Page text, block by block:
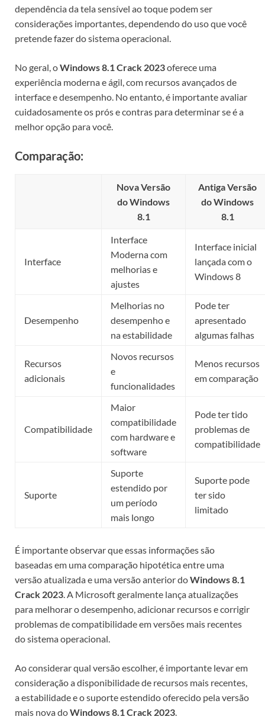
dependência da tela sensível ao toque podem ser
considerações importantes, dependendo do uso que você
pretende fazer do sistema operacional.
No geral, oWindows 8.1 Crack 2023oferece uma
experiência moderna e ágil, com recursos avançados de
interface e desempenho. No entanto, é importante avaliar
cuidadosamente os prós e contras para determinar se é a
melhor opção para você.
Comparação:
Nova Versão
do Windows
8.1
Antiga Versão
do Windows
8.1
Interface
Interface
Moderna com
melhorias e
ajustes
Interface inicial
lançada com o
Windows 8
Desempenho
Melhorias no
desempenho e
na estabilidade
Pode ter
apresentado
algumas falhas
Recursos
adicionais
Novos recursos
e
funcionalidades
Menos recursos
em comparação
Compatibilidade
Maior
compatibilidade
com hardware e
software
Pode ter tido
problemas de
compatibilidade
Suporte
Suporte
estendido por
um período
mais longo
Suporte pode
ter sido
limitado
É importante observar que essas informações são
baseadas em uma comparação hipotética entre uma
versão atualizada e uma versão anterior doWindows 8.1
Crack 2023 . A Microsoft geralmente lança atualizações
para melhorar o desempenho, adicionar recursos e corrigir
problemas de compatibilidade em versões mais recentes
do sistema operacional.
Ao considerar qual versão escolher, é importante levar em
consideração a disponibilidade de recursos mais recentes,
a estabilidade e o suporte estendido oferecido pela versão
mais nova doWindows 8.1 Crack 2023